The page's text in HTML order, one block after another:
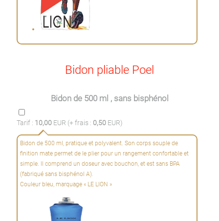
Bidon pliable Poel
Bidon de 500 ml , sans bisphénol
Tarif : 10,00 EUR (+ frais : 0,50 EUR)
Bidon de 500 ml, pratique et polyvalent. Son corps souple de
finition mate permet de le plier pour un rangement confortable et
simple. Il comprend un doseur avec bouchon, et est sans BPA
(fabriqué sans bisphénol A).
Couleur bleu, marquage « LE LION »